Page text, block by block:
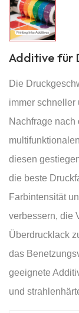
Additive für
Die
immer schneller
Nachfrage nach
diesen
die beste
Farbintensität
verbessern, die
Überdrucklack
das
geeignete
und